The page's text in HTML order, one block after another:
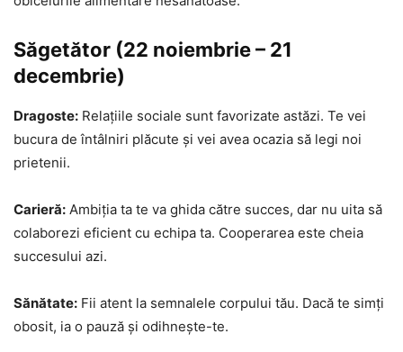
Săgetător (22 noiembrie – 21
decembrie)
Dragoste: Relațiile sociale sunt favorizate astăzi. Te vei
bucura de întâlniri plăcute și vei avea ocazia să legi noi
prietenii.
Carieră: Ambiția ta te va ghida către succes, dar nu uita să
colaborezi eficient cu echipa ta. Cooperarea este cheia
succesului azi.
Sănătate: Fii atent la semnalele corpului tău. Dacă te simți
obosit, ia o pauză și odihnește-te.